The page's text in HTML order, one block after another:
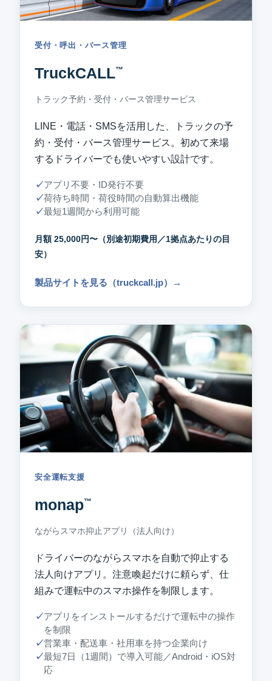
受付・呼出・バース管理
TruckCALL™
トラック予約・受付・バース管理サービス
LINE・電話・SMSを活用した、トラックの予
約・受付・バース管理サービス。初めて来場
するドライバーでも使いやすい設計です。
アプリ不要・ID発行不要
荷待ち時間・荷役時間の自動算出機能
最短1週間から利用可能
月額 25,000円〜（別途初期費用／1拠点あたりの目
安）
製品サイトを見る（truckcall.jp） →
安全運転支援
monap™
ながらスマホ抑止アプリ（法人向け）
ドライバーのながらスマホを自動で抑止する
法人向けアプリ。注意喚起だけに頼らず、仕
組みで運転中のスマホ操作を制限します。
アプリをインストールするだけで運転中の操作
を制限
営業車・配送車・社用車を持つ企業向け
最短7日（1週間）で導入可能／Android・iOS対
応